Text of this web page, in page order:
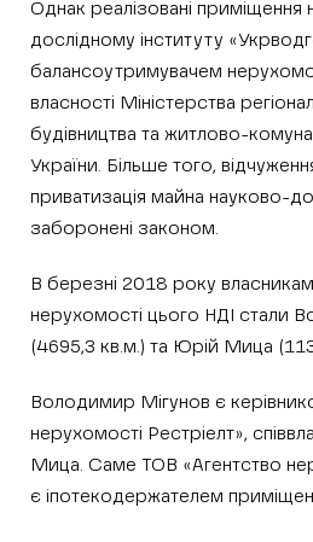
Однак реалізовані
дослідному інституту
балансоутримувачем
власності Міністерства
будівництва та житлово-
України. Більше того,
приватизація майна науково-
заборонені законом.
В березні 2018 року
нерухомості цього НДІ стали
(4695,3 кв.м.) та Юрій Мица
Володимир Мігунов є
нерухомості Рестріелт»,
Мица. Саме ТОВ «Агентство
є іпотекодержателем